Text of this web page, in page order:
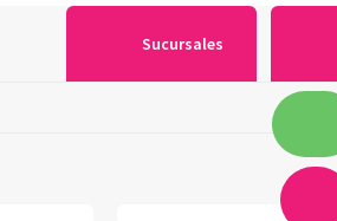
Sucursales